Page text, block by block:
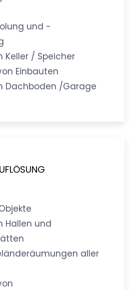
und -
Keller / Speicher
Einbauten
Dachboden /Garage
Hallen und
aller